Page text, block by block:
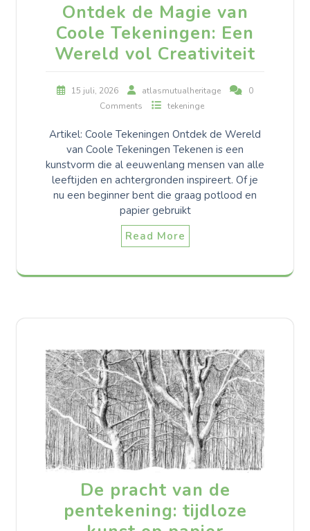
Ontdek de Magie van
Coole Tekeningen: Een
Wereld vol Creativiteit
15 juli, 2026 atlasmutualheritage
0
Comments
tekeninge
Artikel: Coole Tekeningen Ontdek de Wereld
van Coole Tekeningen Tekenen is een
kunstvorm die al eeuwenlang mensen van alle
leeftijden en achtergronden inspireert. Of je
nu een beginner bent die graag potlood en
papier gebruikt
Read More
De pracht van de
pentekening: tijdloze